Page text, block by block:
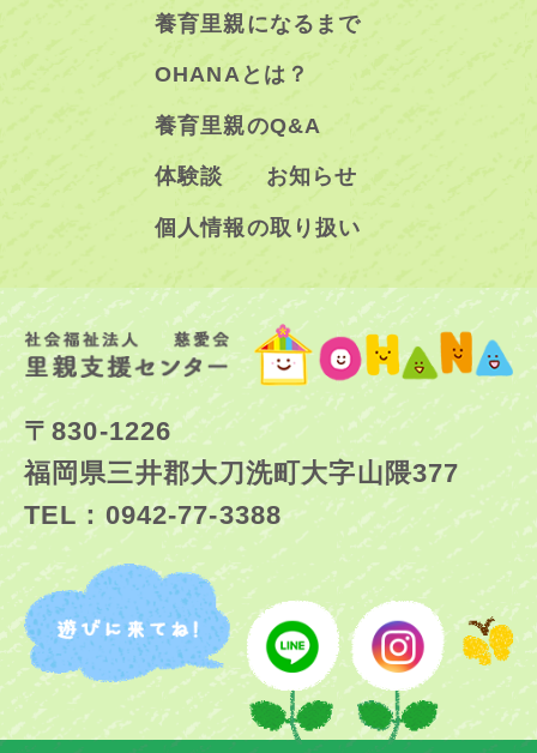
養育里親になるまで
OHANAとは？
養育里親のQ&A
体験談 お知らせ
個人情報の取り扱い
〒830-1226
福岡県三井郡大刀洗町大字山隈377
TEL：0942-77-3388